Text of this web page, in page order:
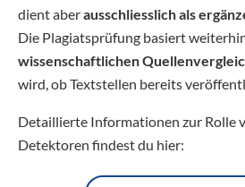
dient aberausschliesslich als
Die Plagiatsprüfung basiert
wissenschaftlichen
wird, ob Textstellen bereits
Detaillierte Informationen zur Rolle
Detektoren findest du hier: